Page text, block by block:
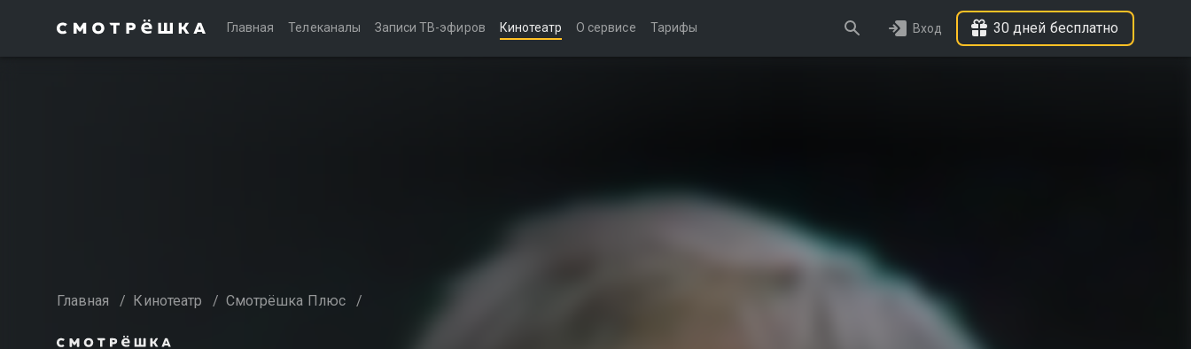
Главная Телеканалы Записи ТВ-эфиров Кинотеатр О сервисе Тарифы Вход 30 дней бесплатно
Главная / Кинотеатр / Смотрёшка Плюс /